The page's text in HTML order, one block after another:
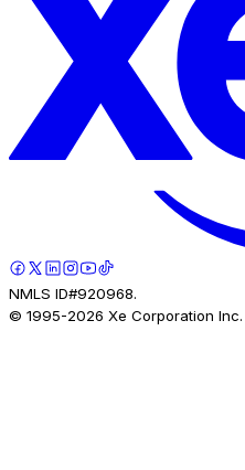
NMLS ID#920968.
© 1995-2026 Xe Corporation Inc.